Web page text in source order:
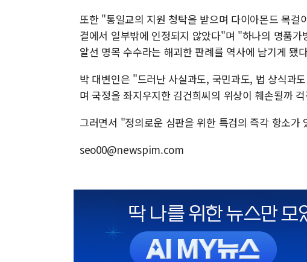
또한 "통일교의 지원 청탁을 받으며 다이아몬드 목
결에서 일부밖에 인정되지 않았다"며 "하나의 명품
알선 명목 수수라는 해괴한 판례를 역사에 남기게 됐
박 대변인은 "드러난 사실과도, 국민과도, 법 상식과
며 국정을 좌지우지한 김건희씨의 위상이 훼손될까
그러면서 "정의로운 심판을 위한 특검의 즉각 항소가
seo00@newspim.com